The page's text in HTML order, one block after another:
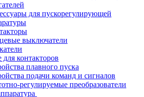
для пускорегулирующей
выключатели
для контакторов
плавного пуска
подачи команд и сигналов
регулируемые преобразователи